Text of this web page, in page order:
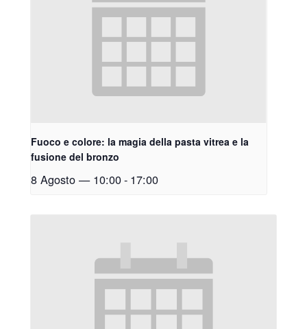
Fuoco e colore: la magia della pasta vitrea e la
fusione del bronzo
8 Agosto — 10:00- 17:00